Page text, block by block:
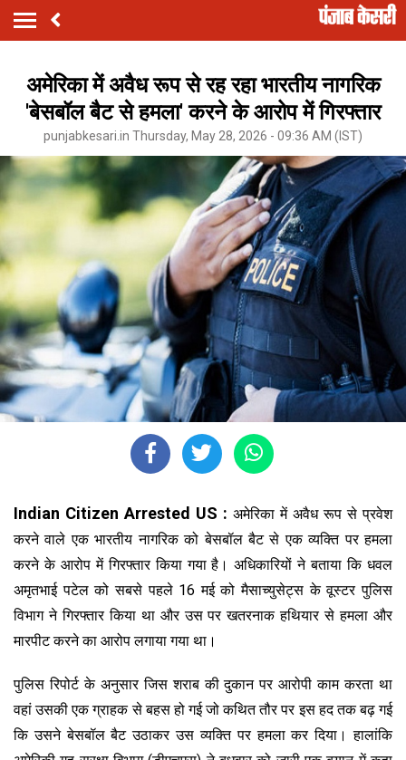
अमेरिका में अवैध रूप से रह रहा भारतीय नागरिक
'बेसबॉल बैट से हमला' करने के आरोप में गिरफ्तार
punjabkesari.in Thursday, May 28, 2026 - 09:36 AM (IST)
Indian Citizen Arrested US : अमेरिका में अवैध रूप से प्रवेश
करने वाले एक भारतीय नागरिक को बेसबॉल बैट से एक व्यक्ति पर हमला
करने के आरोप में गिरफ्तार किया गया है। अधिकारियों ने बताया कि धवल
अमृतभाई पटेल को सबसे पहले 16 मई को मैसाच्युसेट्स के वूस्टर पुलिस
विभाग ने गिरफ्तार किया था और उस पर खतरनाक हथियार से हमला और
मारपीट करने का आरोप लगाया गया था।
पुलिस रिपोर्ट के अनुसार जिस शराब की दुकान पर आरोपी काम करता था
वहां उसकी एक ग्राहक से बहस हो गई जो कथित तौर पर इस हद तक बढ़ गई
कि उसने बेसबॉल बैट उठाकर उस व्यक्ति पर हमला कर दिया। हालांकि